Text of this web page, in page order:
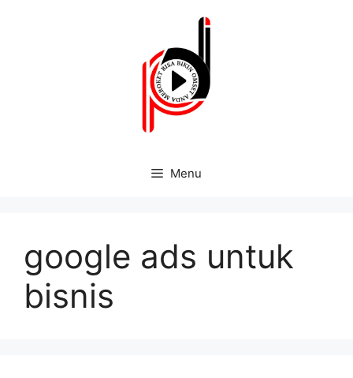
Menu
google ads untuk
bisnis